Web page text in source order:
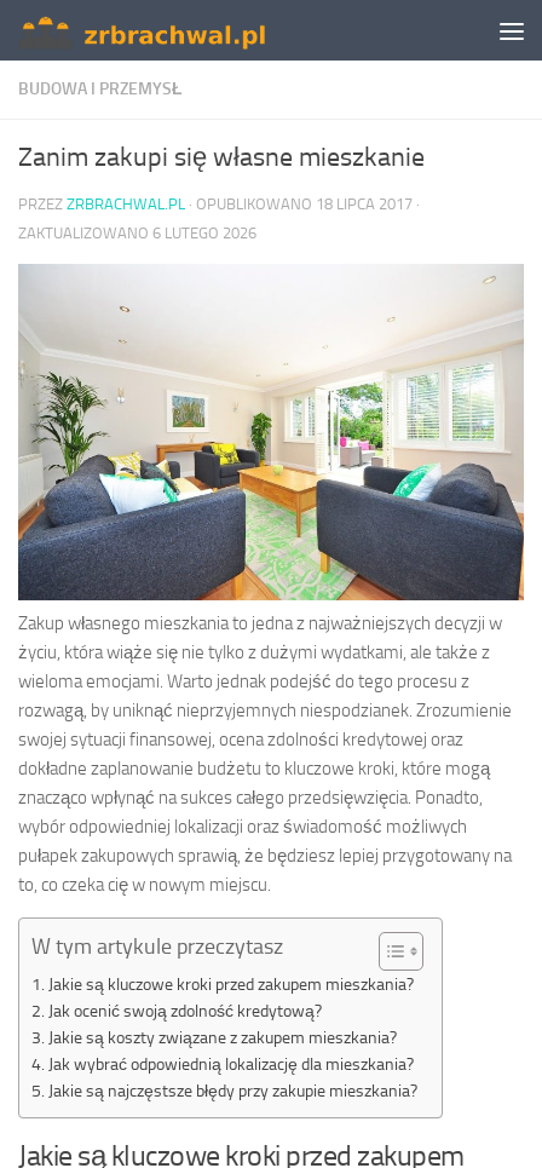
Skip to content
BUDOWA I PRZEMYSŁ
Zanim zakupi się własne mieszkanie
PRZEZ ZRBRACHWAL.PL · OPUBLIKOWANO 18 LIPCA 2017 ·
ZAKTUALIZOWANO 6 LUTEGO 2026
Zakup własnego mieszkania to jedna z najważniejszych decyzji w
życiu, która wiąże się nie tylko z dużymi wydatkami, ale także z
wieloma emocjami. Warto jednak podejść do tego procesu z
rozwagą, by uniknąć nieprzyjemnych niespodzianek. Zrozumienie
swojej sytuacji finansowej, ocena zdolności kredytowej oraz
dokładne zaplanowanie budżetu to kluczowe kroki, które mogą
znacząco wpłynąć na sukces całego przedsięwzięcia. Ponadto,
wybór odpowiedniej lokalizacji oraz świadomość możliwych
pułapek zakupowych sprawią, że będziesz lepiej przygotowany na
to, co czeka cię w nowym miejscu.
W tym artykule przeczytasz
Jakie są kluczowe kroki przed zakupem mieszkania?
Jak ocenić swoją zdolność kredytową?
Jakie są koszty związane z zakupem mieszkania?
Jak wybrać odpowiednią lokalizację dla mieszkania?
Jakie są najczęstsze błędy przy zakupie mieszkania?
Jakie są kluczowe kroki przed zakupem